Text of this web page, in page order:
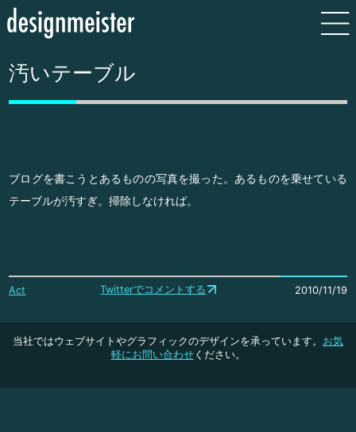
汚いテーブル
ブログを書こうとあるものの写真を撮った。あるものを乗せている
テーブルが汚すぎ。掃除しなければ。
Act Twitterでコメントする 2010/11/19
当社ではウェブサイトやグラフィックのデザインを承っています。 お気
軽にお問い合わせください。